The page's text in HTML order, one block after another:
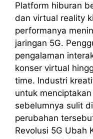
Platform hiburan
dan virtual reality
performanya
jaringan 5G.
pengalaman
konser virtual
time. Industri
untuk
sebelumnya sulit
perubahan
Revolusi 5G Ubah